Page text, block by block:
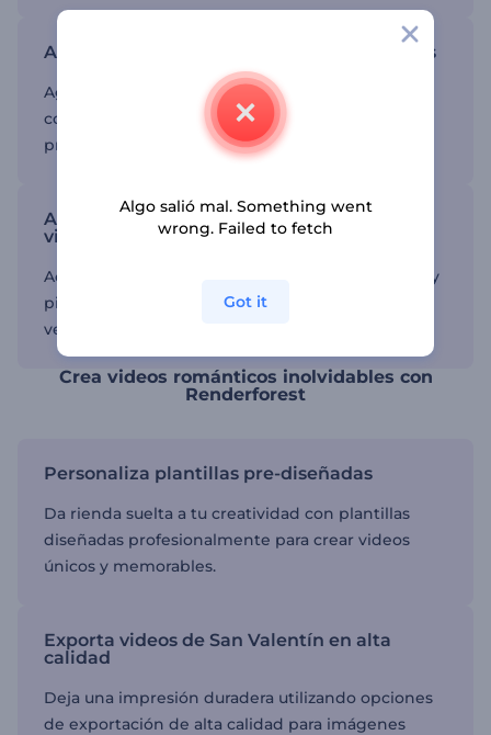
Añade texto dinámico y elementos visuales
Agrega animaciones de logo para darle a tu
contenido de video un aspecto pulido y
profesional.
Accede a herramientas premium para tus
videos románticos
Accede a más de 5 millones de recursos visuales y
pistas de audio para crear un video
verdaderamente único.
Crea videos románticos inolvidables con
Renderforest
Personaliza plantillas pre-diseñadas
Da rienda suelta a tu creatividad con plantillas
diseñadas profesionalmente para crear videos
únicos y memorables.
Exporta videos de San Valentín en alta
calidad
Deja una impresión duradera utilizando opciones
de exportación de alta calidad para imágenes
Algo salió mal. Something went
wrong. Failed to fetch
Got it